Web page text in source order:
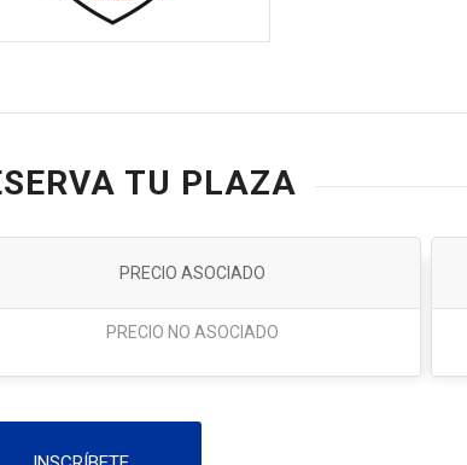
TU PLAZA
PRECIO ASOCIADO
PRECIO NO ASOCIADO